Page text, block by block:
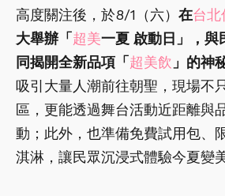
高度關注後，於8/1（六） 在台北
大舉辦「超美一夏 啟動日」，與
同揭開全新品項「超美飲 」的神
吸引大量人潮前往朝聖，現場不
區，更能透過舞台活動近距離與
動；此外，也準備免費試用包、
淇淋，讓民眾沉浸式體驗今夏變